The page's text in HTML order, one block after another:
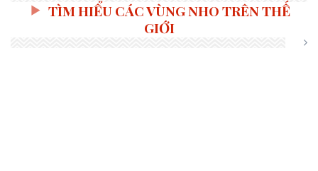
TÌM HIỂU CÁC VÙNG NHO TRÊN THẾ
GIỚI